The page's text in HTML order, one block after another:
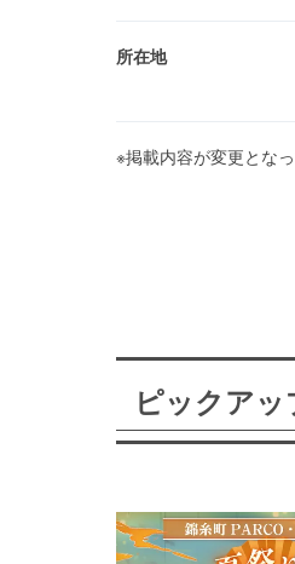
所在地
※掲載内容が変更とな
ピックアッ